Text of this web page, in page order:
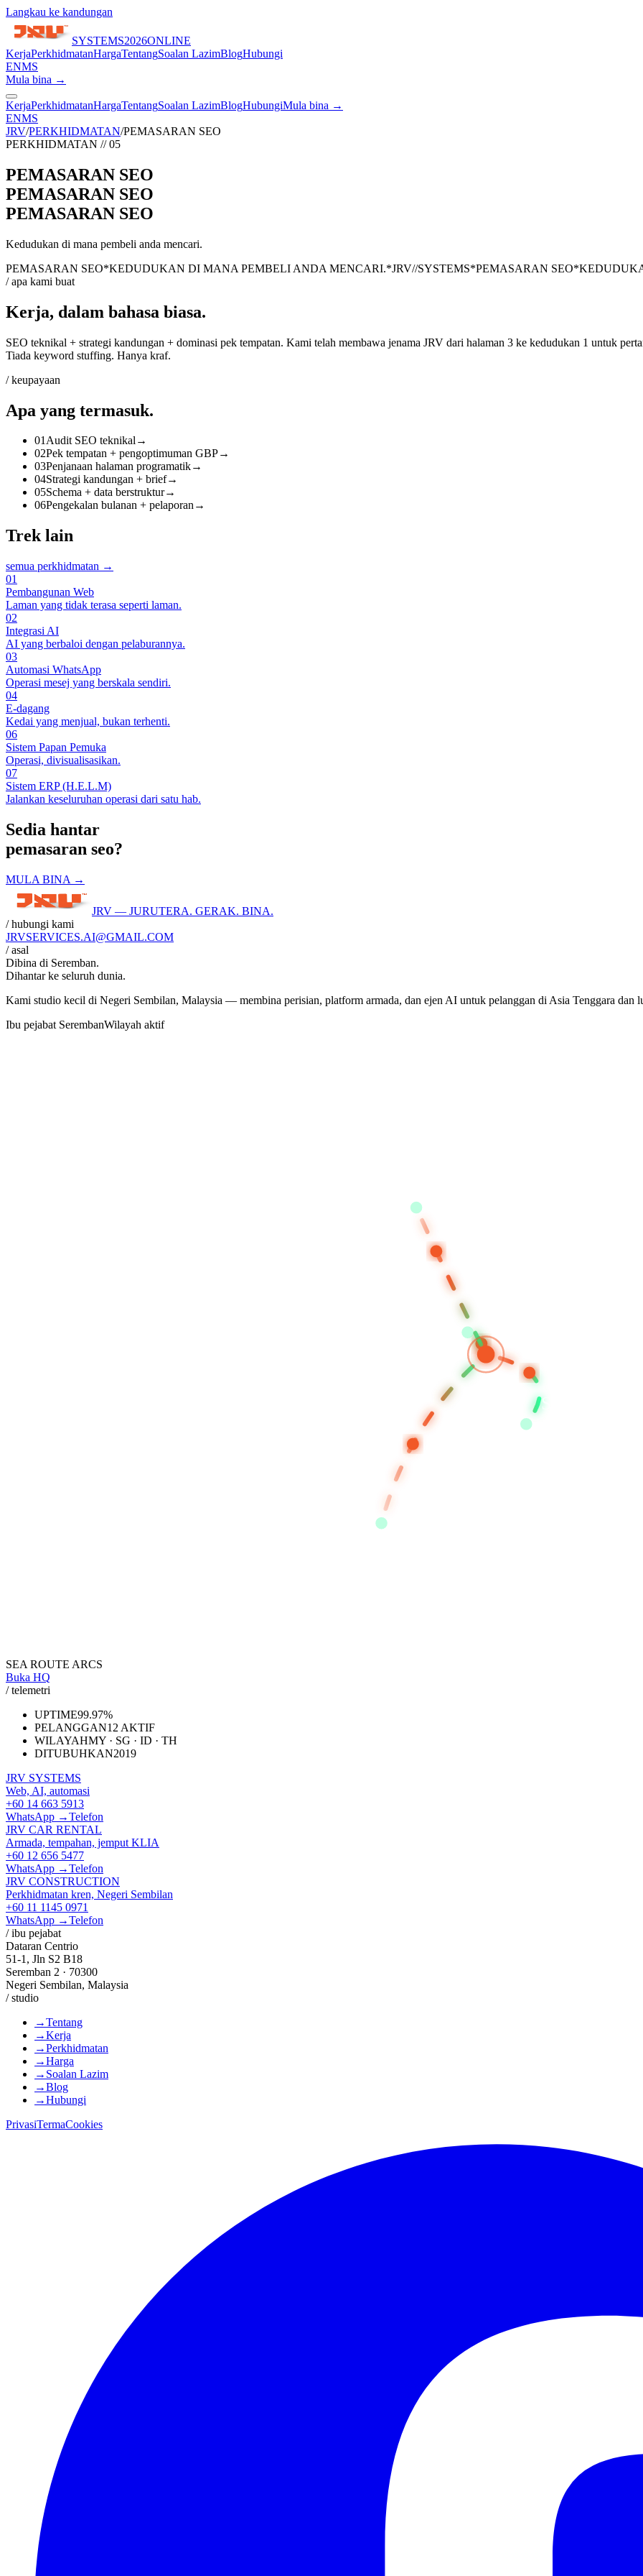
Langkau ke kandungan
SYSTEMS2026ONLINE
KerjaPerkhidmatanHargaTentangSoalan LazimBlogHubungi
ENMS
Mula bina →
KerjaPerkhidmatanHargaTentangSoalan LazimBlogHubungiMula bina →
ENMS
JRV/PERKHIDMATAN/PEMASARAN SEO
PERKHIDMATAN //05
PEMASARAN SEO
PEMASARAN SEO
PEMASARAN SEO
Kedudukan di mana pembeli anda mencari.
PEMASARAN SEO*KEDUDUKAN DI MANA PEMBELI ANDA MENCARI.*JRV//SYSTEMS*PEMASARAN SEO*
/ apa kami buat
Kerja, dalam bahasa biasa.
SEO teknikal + strategi kandungan + dominasi pek tempatan. Kami telah membawa jenama JRV dari halaman 3 ke kedudukan 1 untuk
Tiada keyword stuffing. Hanya kraf.
/ keupayaan
Apa yang termasuk.
01Audit SEO teknikal→
02Pek tempatan + pengoptimuman GBP→
03Penjanaan halaman programatik→
04Strategi kandungan + brief→
05Schema + data berstruktur→
06Pengekalan bulanan + pelaporan→
Trek lain
semua perkhidmatan →
01
Pembangunan Web
Laman yang tidak terasa seperti laman.
02
Integrasi AI
AI yang berbaloi dengan pelaburannya.
03
Automasi WhatsApp
Operasi mesej yang berskala sendiri.
04
E-dagang
Kedai yang menjual, bukan terhenti.
06
Sistem Papan Pemuka
Operasi, divisualisasikan.
07
Sistem ERP (H.E.L.M)
Jalankan keseluruhan operasi dari satu hab.
Sedia hantar
pemasaran seo?
MULA BINA →
JRV — JURUTERA. GERAK. BINA.
/ hubungi kami
JRVSERVICES.AI@GMAIL.COM
/ asal
Dibina di Seremban.
Dihantar ke seluruh dunia.
Kami studio kecil di Negeri Sembilan, Malaysia — membina perisian, platform armada, dan ejen AI untuk pelanggan di Asia Tenggara dan
Ibu pejabat SerembanWilayah aktif
SEA ROUTE ARCS
Buka HQ
/ telemetri
UPTIME99.97%
PELANGGAN12 AKTIF
WILAYAHMY · SG · ID · TH
DITUBUHKAN2019
JRV SYSTEMS
Web, AI, automasi
+60 14 663 5913
WhatsApp →Telefon
JRV CAR RENTAL
Armada, tempahan, jemput KLIA
+60 12 656 5477
WhatsApp →Telefon
JRV CONSTRUCTION
Perkhidmatan kren, Negeri Sembilan
+60 11 1145 0971
WhatsApp →Telefon
/ ibu pejabat
Dataran Centrio
51-1, Jln S2 B18
Seremban 2 · 70300
Negeri Sembilan, Malaysia
/ studio
→Tentang
→Kerja
→Perkhidmatan
→Harga
→ Soalan Lazim
→Blog
→Hubungi
PrivasiTermaCookies